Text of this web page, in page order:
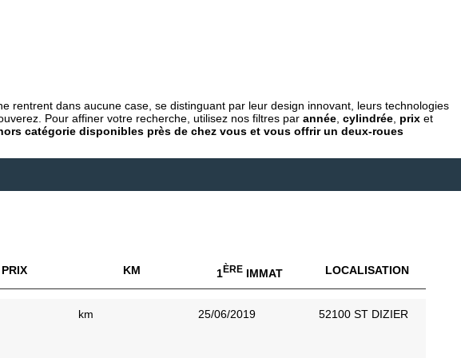
rentrent dans aucune case, se distinguant par leur design innovant, leurs technologies
Pour affiner votre recherche, utilisez nos filtres par année cylindrée prix et
catégorie disponibles près de chez vous et vous offrir un deux-roues
PRIX KM 1ÈREIMMAT LOCALISATION
km 25/06/2019 52100 ST DIZIER